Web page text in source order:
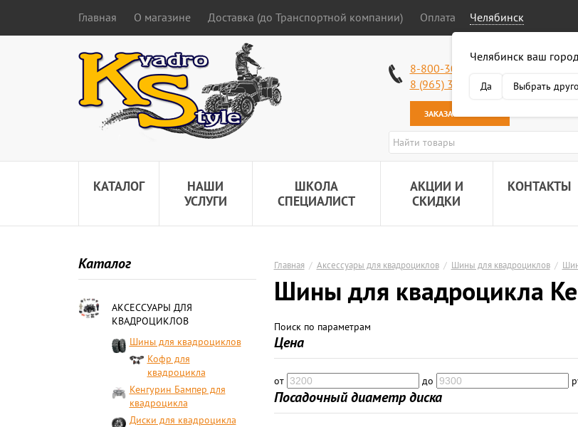
Главная О магазине Доставка (до Транспортной компании) Оплата Челябинск
Челябинск ваш
Да Выбрать
8-800-301-50-58
8 (965) 318-34-38
ЗАКАЗАТЬ ЗВОНОК
КАТАЛОГ
НАШИ
УСЛУГИ
ШКОЛА
СПЕЦИАЛИСТ
АКЦИИ И
СКИДКИ
КОНТАКТЫ
Каталог
АКСЕССУАРЫ ДЛЯ
КВАДРОЦИКЛОВ
Шины для квадроциклов
Кофр для
квадроцикла
Кенгурин Бампер для
квадроцикла
Диски для квадроцикла
Главная / Аксессуары для квадроциклов / Шины для квадроциклов /
Шины для квадроцикла
Поиск по параметрам
Цена
от до
Посадочный диаметр диска